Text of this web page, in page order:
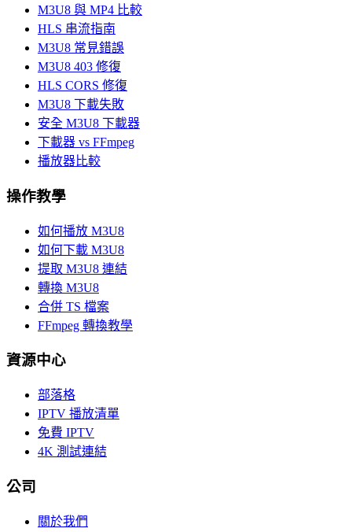
M3U8 與 MP4 比較
HLS 串流指南
M3U8 常見錯誤
M3U8 403 修復
HLS CORS 修復
M3U8 下載失敗
安全 M3U8 下載器
下載器 vs FFmpeg
播放器比較
操作教學
如何播放 M3U8
如何下載 M3U8
提取 M3U8 連結
轉換 M3U8
合併 TS 檔案
FFmpeg 轉換教學
資源中心
部落格
IPTV 播放清單
免費 IPTV
4K 測試連結
公司
關於我們